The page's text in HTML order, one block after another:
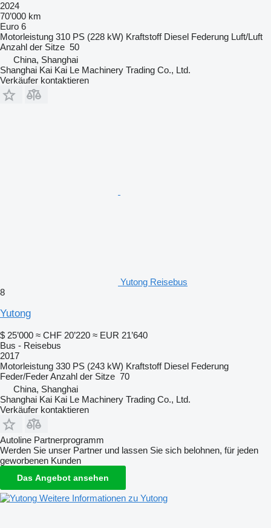
2024
70’000 km
Euro 6
Motorleistung 310 PS (228 kW) Kraftstoff Diesel Federung Luft/Luft
Anzahl der Sitze 50
China, Shanghai
Shanghai Kai Kai Le Machinery Trading Co., Ltd.
Verkäufer kontaktieren
Yutong Reisebus
8
Yutong
$ 25’000 ≈ CHF 20’220 ≈ EUR 21’640
Bus - Reisebus
2017
Motorleistung 330 PS (243 kW) Kraftstoff Diesel Federung
Feder/FederAnzahl der Sitze 70
China, Shanghai
Shanghai Kai Kai Le Machinery Trading Co., Ltd.
Verkäufer kontaktieren
Autoline Partnerprogramm
Werden Sie unser Partner und lassen Sie sich belohnen, für jeden
geworbenen Kunden
Das Angebot ansehen
Weitere Informationen zu Yutong